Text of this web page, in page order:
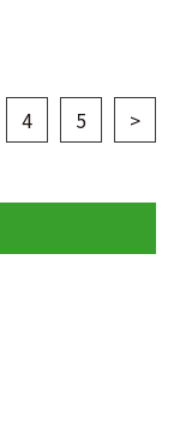
4 5 >